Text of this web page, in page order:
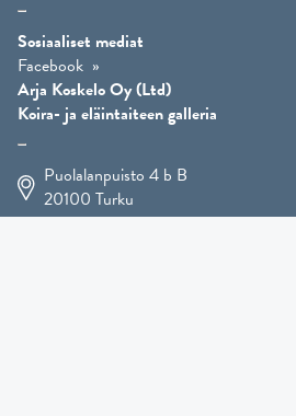
Sosiaaliset mediat
Facebook
Arja Koskelo Oy (Ltd)
Koira- ja eläintaiteen galleria
Puolalanpuisto 4 b B
20100 Turku